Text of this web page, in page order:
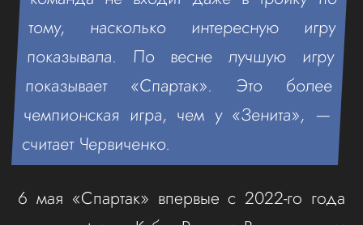
тому, насколько интересную игру
показывала. По весне лучшую игру
показывает «Спартак». Это более
чемпионская игра, чем у «Зенита», —
считает Червиченко.
6 мая «Спартак» впервые с 2022-го года